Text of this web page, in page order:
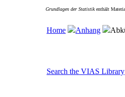
Grundlagen der Statistikenthält
Home Anhang
Search the VIAS Library